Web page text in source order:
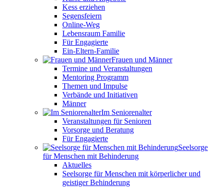
Kess erziehen
Segensfeiern
Online-Weg
Lebensraum Familie
Für Engagierte
Ein-Eltern-Familie
Frauen und Männer
Termine und Veranstaltungen
Mentoring Programm
Themen und Impulse
Verbände und Initiativen
Männer
Im Seniorenalter
Veranstaltungen für Senioren
Vorsorge und Beratung
Für Engagierte
Seelsorge
für Menschen mit Behinderung
Aktuelles
Seelsorge für Menschen mit körperlicher und
geistiger Behinderung